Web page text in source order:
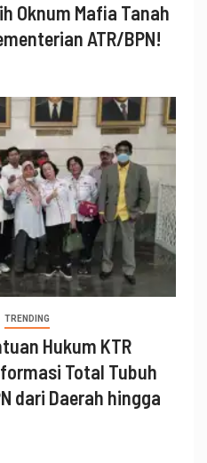
Oknum Mafia Tanah
ATR/BPN!
TRENDING
Hukum KTR
Total Tubuh
dari Daerah hingga